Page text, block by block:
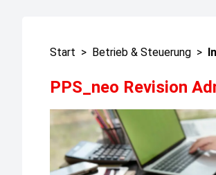
Start > Betrieb & Steuerung >
PPS_neo Revision